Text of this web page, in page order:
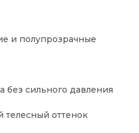
и полупрозрачные
без сильного давления
телесный оттенок